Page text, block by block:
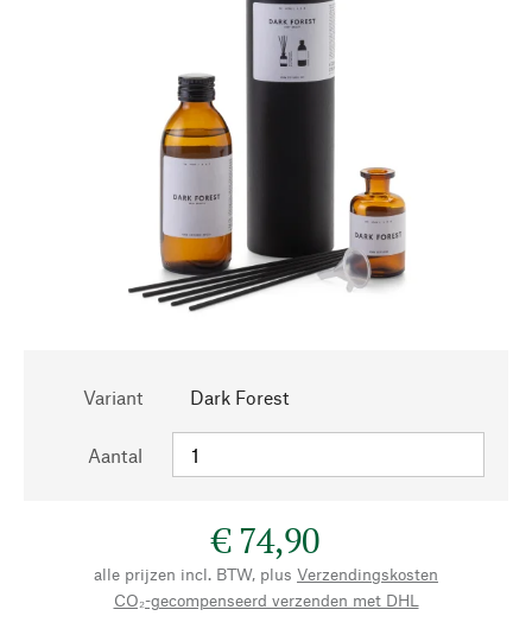
Variant Dark Forest
Aantal
€ 74,90
alle prijzen incl. BTW, plus Verzendingskosten
CO₂-gecompenseerd verzenden met DHL